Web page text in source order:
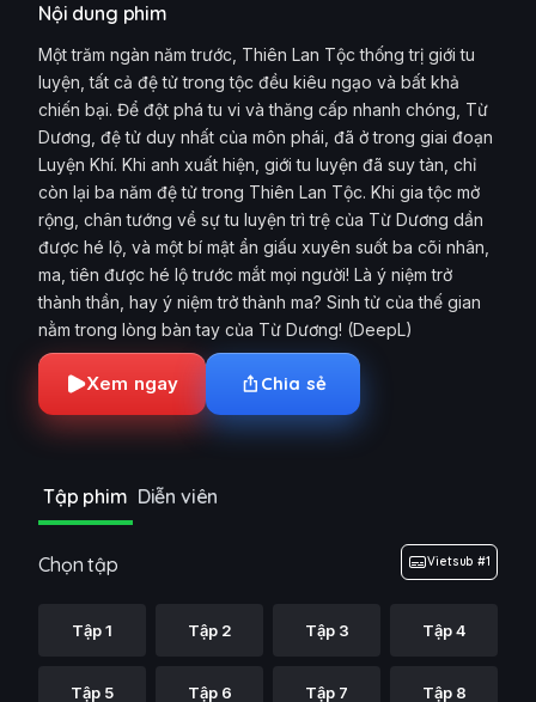
Nội dung phim
Một trăm ngàn năm trước, Thiên Lan Tộc thống trị giới tu
luyện, tất cả đệ tử trong tộc đều kiêu ngạo và bất khả
chiến bại. Để đột phá tu vi và thăng cấp nhanh chóng, Từ
Dương, đệ tử duy nhất của môn phái, đã ở trong giai đoạn
Luyện Khí. Khi anh xuất hiện, giới tu luyện đã suy tàn, chỉ
còn lại ba năm đệ tử trong Thiên Lan Tộc. Khi gia tộc mở
rộng, chân tướng về sự tu luyện trì trệ của Từ Dương dần
được hé lộ, và một bí mật ẩn giấu xuyên suốt ba cõi nhân,
ma, tiên được hé lộ trước mắt mọi người! Là ý niệm trở
thành thần, hay ý niệm trở thành ma? Sinh tử của thế gian
nằm trong lòng bàn tay của Từ Dương! (DeepL)
Xem ngay Chia sẻ
Tập phim Diễn viên
Chọn tập Vietsub #1
Tập 1 Tập 2 Tập 3 Tập 4
Tập 5 Tập 6 Tập 7 Tập 8